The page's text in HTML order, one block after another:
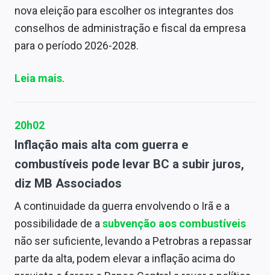
nova eleição para escolher os integrantes dos
conselhos de administração e fiscal da empresa
para o período 2026-2028.
Leia mais.
20h02
Inflação mais alta com guerra e
combustíveis pode levar BC a subir juros,
diz MB Associados
A continuidade da guerra envolvendo o Irã e a
possibilidade de a subvenção aos combustíveis
não ser suficiente, levando a Petrobras a repassar
parte da alta, podem elevar a inflação acima do